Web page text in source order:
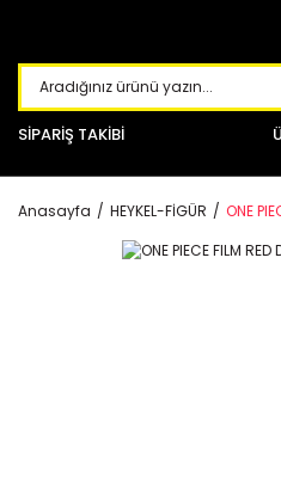
SİPARİŞ TAKİBİ
Anasayfa HEYKEL-FİGÜR ONE